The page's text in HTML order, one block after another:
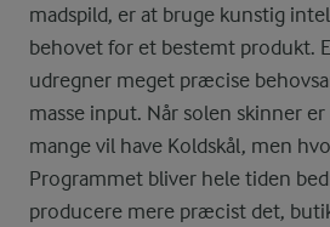
madspild, er at bruge kunstig
behovet for et bestemt produkt.
udregner meget præcise
masse input. Når solen skinner
mange vil have Koldskål, men
Programmet bliver hele tiden
producere mere præcist det,